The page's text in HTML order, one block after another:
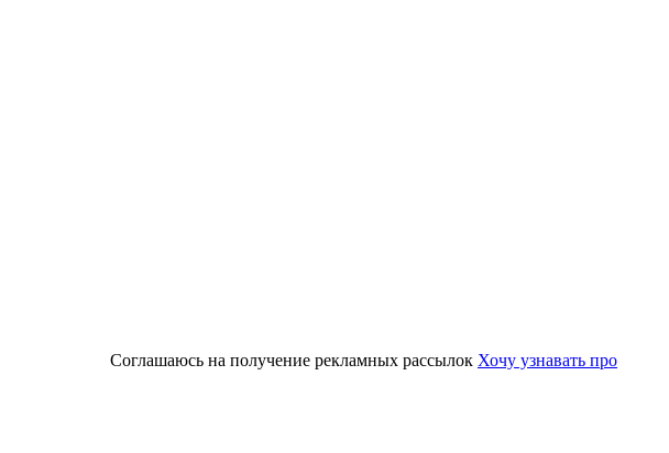
Соглашаюсь на получение рекламных рассылок Хочу узнавать про